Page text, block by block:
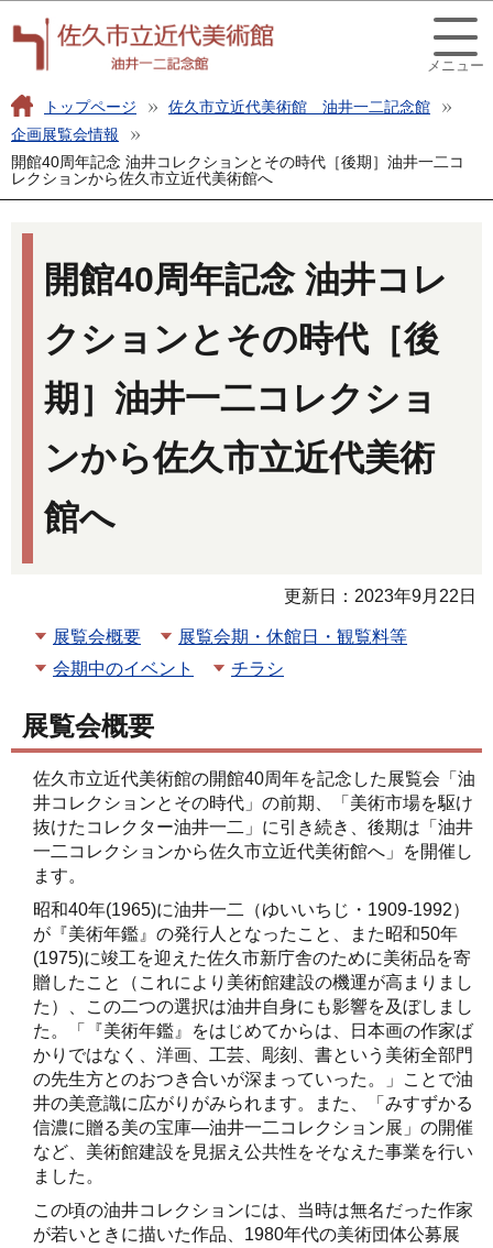
の
ー
ジ
の
メニュー
トップページ
佐久市立近代美術館 油井一二記念館
企画展覧会情報
開館40周年記念 油井コレクションとその時代［後期］油井一二コ
レクションから佐久市立近代美術館へ
本
開館40周年記念 油井コレ
クションとその時代［後
期］油井一二コレクショ
ンから佐久市立近代美術
館へ
更新日：2023年9月22日
展覧会概要
展覧会期・休館日・観覧料等
会期中のイベント
チラシ
展覧会概要
佐久市立近代美術館の開館40周年を記念した展覧会「油
井コレクションとその時代」の前期、「美術市場を駆け
抜けたコレクター油井一二」に引き続き、後期は「油井
一二コレクションから佐久市立近代美術館へ」を開催し
ます。
昭和40年(1965)に油井一二（ゆいいちじ・1909-1992）
が『美術年鑑』の発行人となったこと、また昭和50年
(1975)に竣工を迎えた佐久市新庁舎のために美術品を寄
贈したこと（これにより美術館建設の機運が高まりまし
た）、この二つの選択は油井自身にも影響を及ぼしまし
た。「『美術年鑑』をはじめてからは、日本画の作家ば
かりではなく、洋画、工芸、彫刻、書という美術全部門
の先生方とのおつき合いが深まっていった。」ことで油
井の美意識に広がりがみられます。また、「みすずかる
信濃に贈る美の宝庫―油井一二コレクション展」の開催
など、美術館建設を見据え公共性をそなえた事業を行い
ました。
この頃の油井コレクションには、当時は無名だった作家
が若いときに描いた作品、1980年代の美術団体公募展